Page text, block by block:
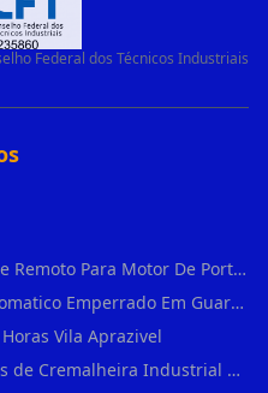
Federal dos Técnicos Industriais
Venda E Codificacao De Controle Remoto Para Motor De Portao
Reparo Rapido Para Portao Automatico Emperrado Em Guarulhos
Vila Aprazivel
Cremalheira Industrial 3 Metros de Cremalheira Industrial Para Motores Deslizant em Rio Pequeno